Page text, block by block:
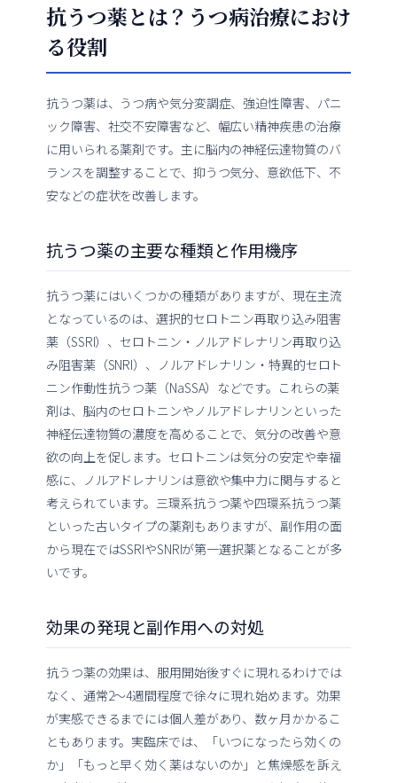
抗うつ薬とは？うつ病治療におけ
る役割
抗うつ薬は、うつ病や気分変調症、強迫性障害、パニ
ック障害、社交不安障害など、幅広い精神疾患の治療
に用いられる薬剤です。主に脳内の神経伝達物質のバ
ランスを調整することで、抑うつ気分、意欲低下、不
安などの症状を改善します。
抗うつ薬の主要な種類と作用機序
抗うつ薬にはいくつかの種類がありますが、現在主流
となっているのは、選択的セロトニン再取り込み阻害
薬（SSRI）、セロトニン・ノルアドレナリン再取り込
み阻害薬（SNRI）、ノルアドレナリン・特異的セロト
ニン作動性抗うつ薬（NaSSA）などです。これらの薬
剤は、脳内のセロトニンやノルアドレナリンといった
神経伝達物質の濃度を高めることで、気分の改善や意
欲の向上を促します。セロトニンは気分の安定や幸福
感に、ノルアドレナリンは意欲や集中力に関与すると
考えられています。三環系抗うつ薬や四環系抗うつ薬
といった古いタイプの薬剤もありますが、副作用の面
から現在ではSSRIやSNRIが第一選択薬となることが多
いです。
効果の発現と副作用への対処
抗うつ薬の効果は、服用開始後すぐに現れるわけでは
なく、通常2〜4週間程度で徐々に現れ始めます。効果
が実感できるまでには個人差があり、数ヶ月かかるこ
ともあります。実臨床では、「いつになったら効くの
か」「もっと早く効く薬はないのか」と焦燥感を訴え